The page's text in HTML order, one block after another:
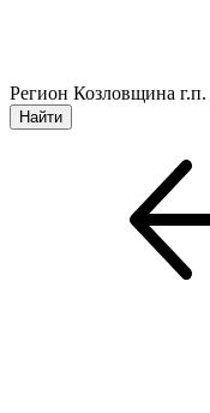
Регион Козловщина г.п.